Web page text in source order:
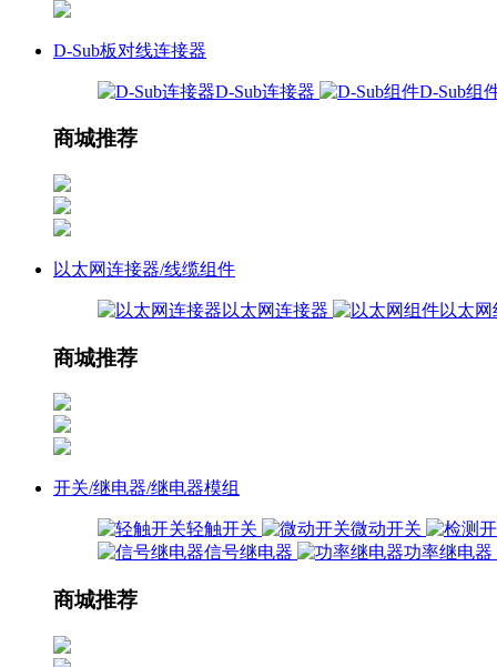
D-Sub板对线连接器
D-Sub连接器 D-Sub组
商城推荐
以太网连接器/线缆组件
以太网连接器 以太
商城推荐
开关/继电器/继电器模组
轻触开关
微动开关
信号继电器
功率继电器
商城推荐